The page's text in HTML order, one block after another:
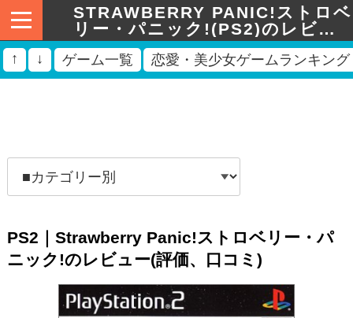
STRAWBERRY PANIC!ストロベ
リー・パニック!(PS2)のレビュ
ー
↑ ↓ ゲーム一覧 恋愛・美少女ゲームランキング
PS2｜Strawberry Panic!ストロベリー・パ
ニック!のレビュー(評価、口コミ)